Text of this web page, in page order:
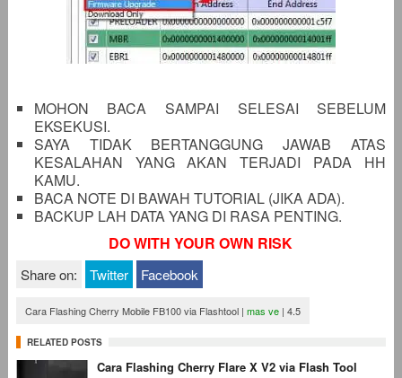
MOHON BACA SAMPAI SELESAI SEBELUM
EKSEKUSI.
SAYA TIDAK BERTANGGUNG JAWAB ATAS
KESALAHAN YANG AKAN TERJADI PADA HH
KAMU.
BACA NOTE DI BAWAH TUTORIAL (JIKA ADA).
BACKUP LAH DATA YANG DI RASA PENTING.
DO WITH YOUR OWN RISK
Share on: Twitter Facebook
Cara Flashing Cherry Mobile FB100 via Flashtool| mas ve | 4.5
RELATED POSTS
Cara Flashing Cherry Flare X V2 via Flash Tool